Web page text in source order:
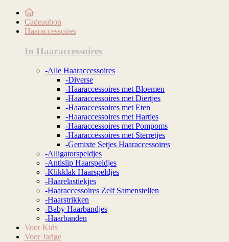
Cadeaubon
Haaraccessoires
In Haaraccessoires
-Alle Haaraccessoires
-Diverse
-Haaraccessoires met Bloemen
-Haaraccessoires met Diertjes
-Haaraccessoires met Eten
-Haaraccessoires met Hartjes
-Haaraccessoires met Pompoms
-Haaraccessoires met Sterretjes
-Gemixte Setjes Haaraccessoires
-Alligatorspeldjes
-Antislip Haarspeldjes
-Klikklak Haarspeldjes
-Haarelastiekjes
-Haaraccessoires Zelf Samenstellen
-Haarstrikken
-Baby Haarbandjes
-Haarbanden
Voor Kids
Voor Jarige